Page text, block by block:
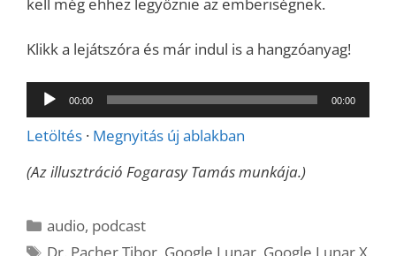
kell még ehhez legyőznie az emberiségnek.
Klikk a lejátszóra és már indul is a hangzóanyag!
Audió
lejátszó
00:00 00:00
Letöltés · Megnyitás új ablakban
(Az illusztráció Fogarasy Tamás munkája.)
Kategória
audio, podcast
Címkék